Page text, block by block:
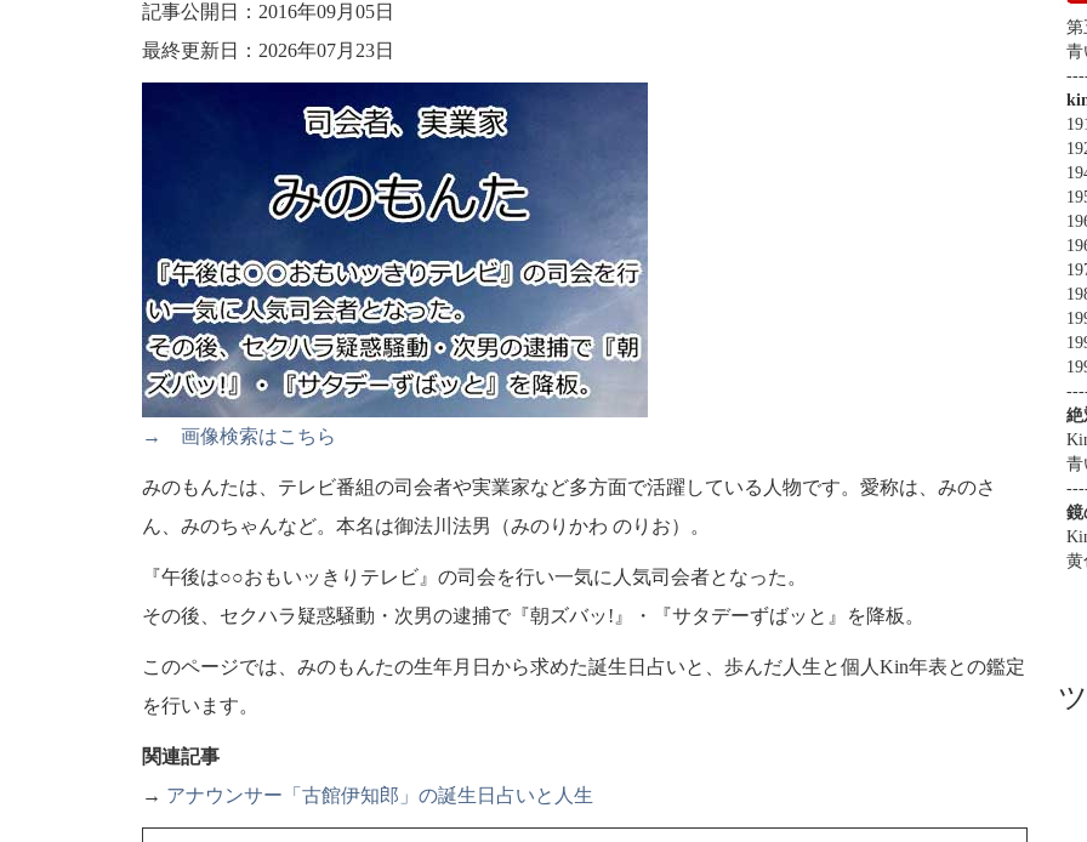
記事公開日：2016年09月05日
最終更新日：2026年07月23日
→ 画像検索はこちら
みのもんたは、テレビ番組の司会者や実業家など多方面で活躍している人物です。愛称は、みのさ
ん、みのちゃんなど。本名は御法川法男（みのりかわ のりお）。
『午後は○○おもいッきりテレビ』の司会を行い一気に人気司会者となった。
その後、セクハラ疑惑騒動・次男の逮捕で『朝ズバッ!』・『サタデーずばッと』を降板。
このページでは、みのもんたの生年月日から求めた誕生日占いと、歩んだ人生と個人Kin年表との鑑定
を行います。
関連記事
→ アナウンサー「古館伊知郎」の誕生日占いと人生
第
青
絶
青
鏡
黄